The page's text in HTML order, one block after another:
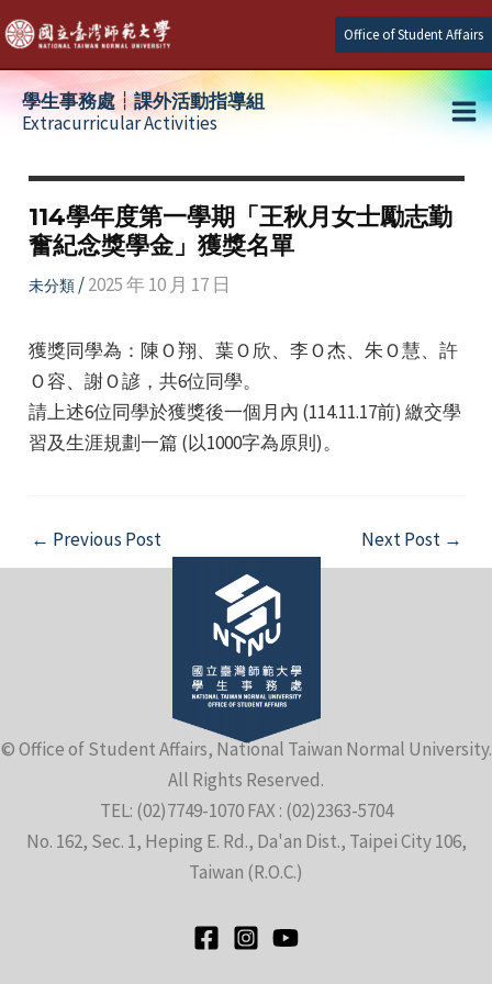
Skip
to
content
Office of Student Affairs
學生事務處┆課外活動指導組
Extracurricular Activities
114學年度第一學期「王秋月女士勵志勤
奮紀念獎學金」獲獎名單
未分類/2025 年 10 月 17 日
獲獎同學為：陳Ｏ翔、葉Ｏ欣、李Ｏ杰、朱Ｏ慧、許
Ｏ容、謝Ｏ諺，共6位同學。
請上述6位同學於獲獎後一個月內 (114.11.17前) 繳交學
習及生涯規劃一篇 (以1000字為原則)。
Post
navigation
← Previous Post Next Post →
© Office of Student Affairs, National Taiwan Normal University.
All Rights Reserved.
TEL: (02)7749-1070 FAX : (02)2363-5704
No. 162, Sec. 1, Heping E. Rd., Da'an Dist., Taipei City 106,
Taiwan (R.O.C.)